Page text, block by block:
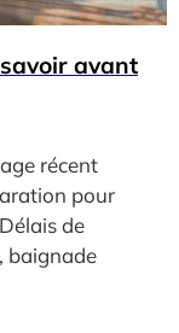
avant
récent
pour
de
baignade